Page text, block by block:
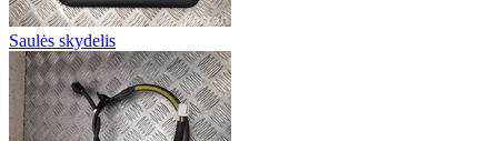
Saulės skydelis